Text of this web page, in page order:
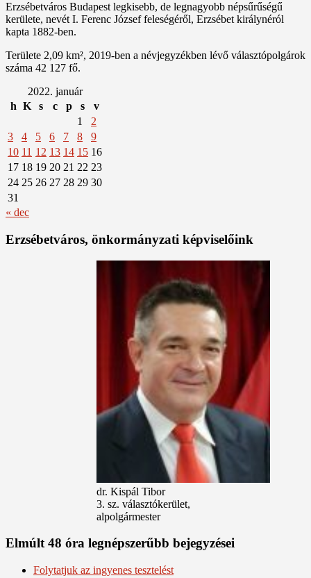
Erzsébetváros Budapest legkisebb, de legnagyobb népsűrűségű
kerülete, nevét I. Ferenc József feleségéről, Erzsébet királynéról
kapta 1882-ben.
Területe 2,09 km², 2019-ben a névjegyzékben lévő választópolgárok
száma 42 127 fő.
2022. január
h K s c p s
v
1
2
3
4 5 6 7 8
9
10 11 12 13 14 15 16
17 18 19 20 21 22 23
24 25 26 27 28 29 30
31
« dec
Erzsébetváros, önkormányzati képviselőink
dr. Kispál Tibor
3. sz. választókerület,
alpolgármester
Elmúlt 48 óra legnépszerűbb bejegyzései
Folytatjuk az ingyenes tesztelést